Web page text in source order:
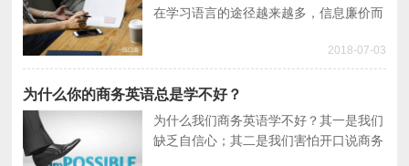
在学习语言的途径越来越多，信息廉价而
尤其是白领。那么上商务英语口语培训班
是什么体验呢？
2018-07-03
为什么你的商务英语总是学不好？
为什么我们商务英语学不好？其一是我们
缺乏自信心；其二是我们害怕开口说商务